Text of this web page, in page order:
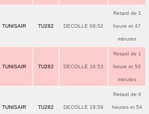
TUNISAIR TU282 DECOLLE 08:52
Retard de 1
heure et 47
minutes
TUNISAIR TU282 DECOLLE 16:53
Retard de 1
heure et 53
minutes
TUNISAIR TU282 DECOLLE 19:59
Retard de 6
heures et 54